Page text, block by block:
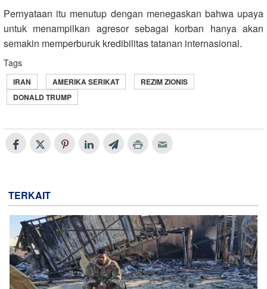
Pernyataan itu menutup dengan menegaskan bahwa upaya
untuk menampilkan agresor sebagai korban hanya akan
semakin memperburuk kredibilitas tatanan internasional.
Tags
IRAN AMERIKA SERIKAT
REZIM ZIONIS
DONALD TRUMP
TERKAIT